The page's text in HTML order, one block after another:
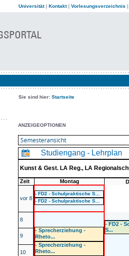
Universität| Kontakt| Vorlesungsverzeichnis
Sie sind hier: Startseite
ANZEIGEOPTIONEN
Studiengang - Lehrplan
Kunst & Gest. LA Reg., LA
Zeit Montag
vor 8
- FD2 - Schulpraktische S...
- FD2 - Schulpraktische S...
8
- Sprecherziehung -
Rheto...
- Sprecherziehung -
Rheto...
- FD2 -
S...
9
10